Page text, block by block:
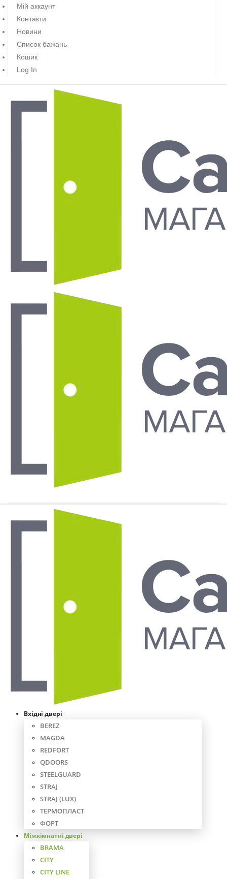
Мій аккаунт
Контакти
Новини
Список бажань
Кошик
Log In
Вхідні двері
BEREZ
MAGDA
REDFORT
QDOORS
STEELGUARD
STRAJ
STRAJ (LUX)
ТЕРМОПЛАСТ
ФОРТ
Міжкімнатні двері
BRAMA
CITY
CITY LINE